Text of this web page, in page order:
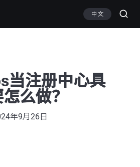
中文
当注册中心具
么做？
年9月26日